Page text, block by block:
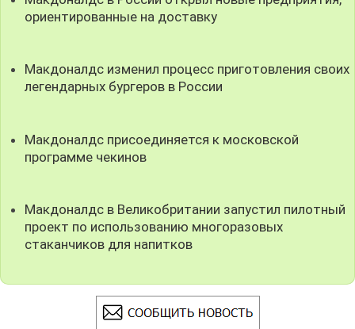
ориентированные на доставку
Макдоналдс изменил процесс приготовления своих
легендарных бургеров в России
Макдоналдс присоединяется к московской
программе чекинов
Макдоналдс в Великобритании запустил пилотный
проект по использованию многоразовых
стаканчиков для напитков